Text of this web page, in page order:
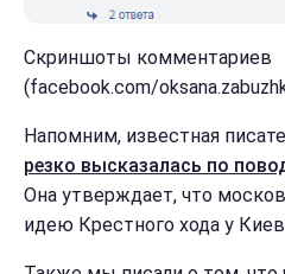
Скриншоты комментариев
(facebook.com/
Напомним, известная
резко высказалась по
Она утверждает, что
идею Крестного хода у